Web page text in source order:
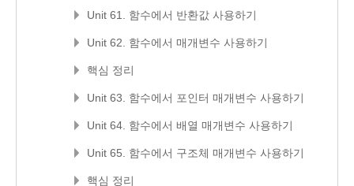
Unit 61. 함수에서 반환값 사용하기
Unit 62. 함수에서 매개변수 사용하기
핵심 정리
Unit 63. 함수에서 포인터 매개변수 사용하기
Unit 64. 함수에서 배열 매개변수 사용하기
Unit 65. 함수에서 구조체 매개변수 사용하기
핵심 정리